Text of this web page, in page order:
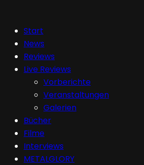
Start
News
Reviews
Live Reviews
Vorberichte
Veranstaltungen
Galerien
Bücher
Filme
Interviews
METALGLORY